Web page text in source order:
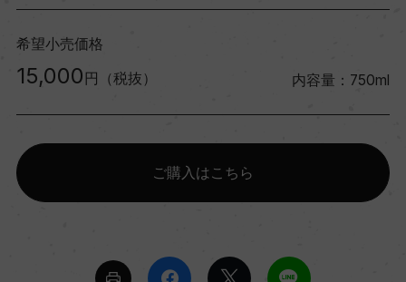
希望小売価格
15,000 円（税抜） 内容量：750ml
ご購入はこちら